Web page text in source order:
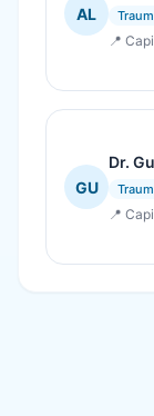
AL
📍
GU
Dr.
📍